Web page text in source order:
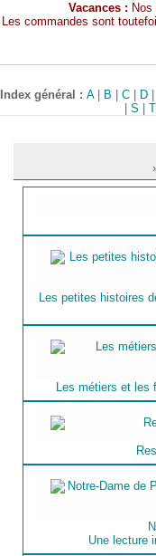
Vacances :
Les commandes sont
Index général :A| B |C D
S T
Les petites histoires
Les métiers et les
Une lecture